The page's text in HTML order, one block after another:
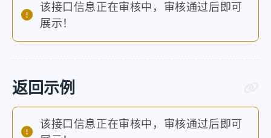
该接口信息正在审核中，审核通过后即可
展示！
返回示例
该接口信息正在审核中，审核通过后即可